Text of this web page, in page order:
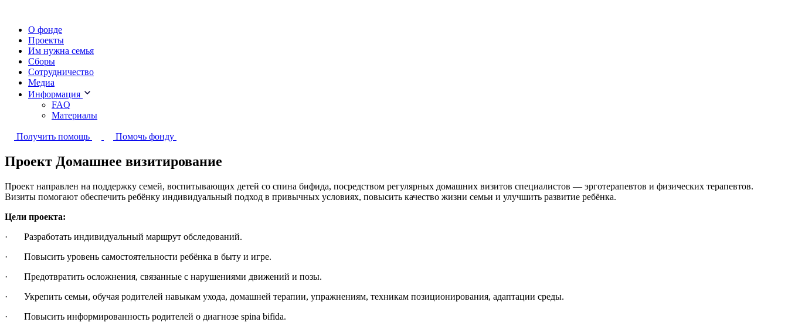
О фонде
Проекты
Им нужна семья
Сборы
Сотрудничество
Медиа
Информация
FAQ
Материалы
Получить помощь Помочь фонду
Проект Домашнее визитирование
Проект направлен на поддержку семей, воспитывающих детей со спина бифида, посредством регулярных домашних визитов специалистов — эрготерапевтов и физических терапевтов.
Визиты помогают обеспечить ребёнку индивидуальный подход в привычных условиях, повысить качество жизни семьи и улучшить развитие ребёнка.
Цели проекта:
· Разработать индивидуальный маршрут обследований.
· Повысить уровень самостоятельности ребёнка в быту и игре.
· Предотвратить осложнения, связанные с нарушениями движений и позы.
· Укрепить семьи, обучая родителей навыкам ухода, домашней терапии, упражнениям, техникам позиционирования, адаптации среды.
· Повысить информированность родителей о диагнозе spina bifida.